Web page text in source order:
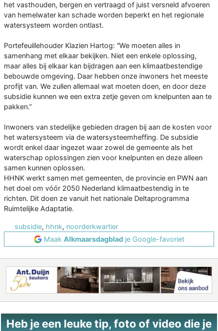
het vasthouden, bergen en vertraagd of juist versneld afvoeren
van hemelwater kan schade worden beperkt en het regionale
watersysteem worden ontlast.
Portefeuillehouder Klazien Hartog: “We moeten alles in
samenhang met elkaar bekijken. Niet een enkele oplossing,
maar alles bij elkaar kan bijdragen aan een klimaatbestendige
bebouwde omgeving. Daar hebben onze inwoners het meeste
profijt van. We zullen allemaal wat moeten doen, en door deze
subsidie kunnen we een extra zetje geven om knelpunten aan te
pakken.”
Inwoners van stedelijke gebieden dragen bij aan de kosten voor
het watersysteem via de watersysteemheffing. De subsidie
wordt enkel daar ingezet waar zowel de gemeente als het
waterschap oplossingen zien voor knelpunten en deze alleen
samen kunnen oplossen.
HHNK werkt samen met gemeenten, de provincie en PWN aan
het doel om vóór 2050 Nederland klimaatbestendig in te
richten. Dit doen ze vanuit het nationale Deltaprogramma
Ruimtelijke Adaptatie.
subsidie, hhnk, noorderkwartier
Maak Alkmaarsdagbladje Google-favoriet
Heb je een leuke tip, foto of video die je